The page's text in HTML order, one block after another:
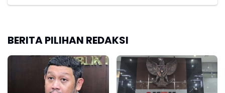
BERITA PILIHAN REDAKSI